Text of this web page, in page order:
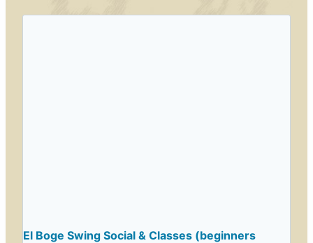
El Boge Swing Social & Classes (beginners